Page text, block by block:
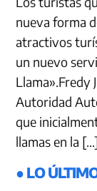
nueva forma
atractivos
un nuevo
Llama».Fredy
Autoridad
que
llamas en la
● LO